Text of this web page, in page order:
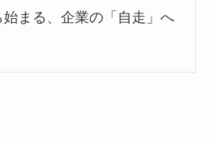
まる、企業の「自走」へ